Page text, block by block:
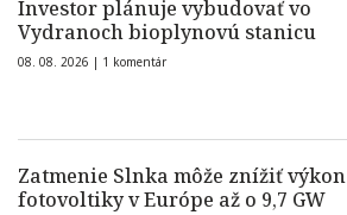
Investor plánuje vybudovať vo
Vydranoch bioplynovú stanicu
08. 08. 2026 | 1 komentár
Zatmenie Slnka môže znížiť výkon
fotovoltiky v Európe až o 9,7 GW